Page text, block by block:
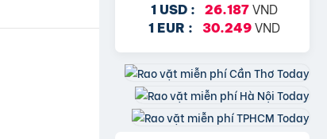
1 USD : 26.187VND
1 EUR : 30.249VND